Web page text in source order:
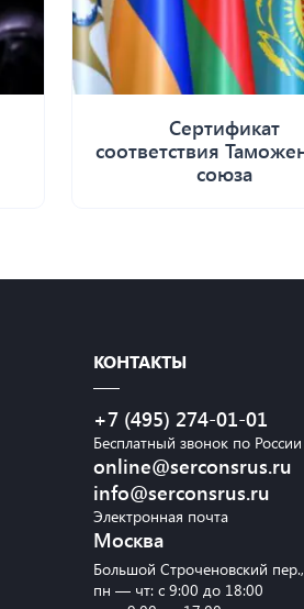
Сертификат
соответствия
союза
КОНТАКТЫ
+7 (495) 274-01-01
Бесплатный звонок по России
online@serconsrus.ru
info@serconsrus.ru
Электронная почта
Москва
Большой Строченовский
пн — чт: с 9:00 до 18:00